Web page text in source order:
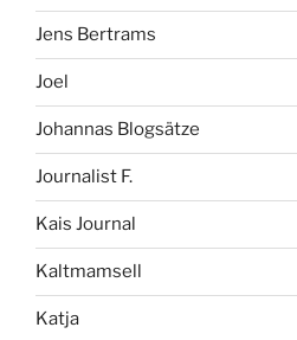
Jens Bertrams
Joel
Johannas Blogsätze
Journalist F.
Kais Journal
Kaltmamsell
Katja